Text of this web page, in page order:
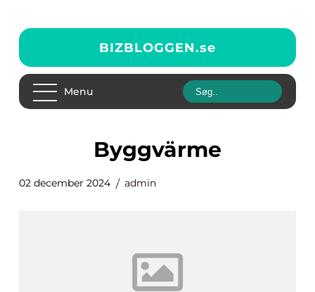
BIZBLOGGEN.se
Menu
byggvärme
02 december 2024 admin